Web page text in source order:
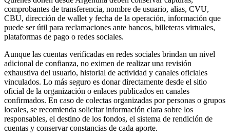
comprobantes de transferencia, nombre de usuario, alias, CVU,
CBU, dirección de wallet y fecha de la operación, información que
puede ser útil para reclamaciones ante bancos, billeteras virtuales,
plataformas de pago o redes sociales.
Aunque las cuentas verificadas en redes sociales brindan un nivel
adicional de confianza, no eximen de realizar una revisión
exhaustiva del usuario, historial de actividad y canales oficiales
vinculados. Lo más seguro es donar directamente desde el sitio
oficial de la organización o enlaces publicados en canales
confirmados. En caso de colectas organizadas por personas o grupos
locales, se recomienda solicitar información clara sobre los
responsables, el destino de los fondos, el sistema de rendición de
cuentas y conservar constancias de cada aporte.